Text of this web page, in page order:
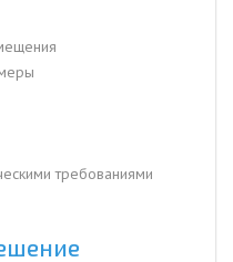
требованиями